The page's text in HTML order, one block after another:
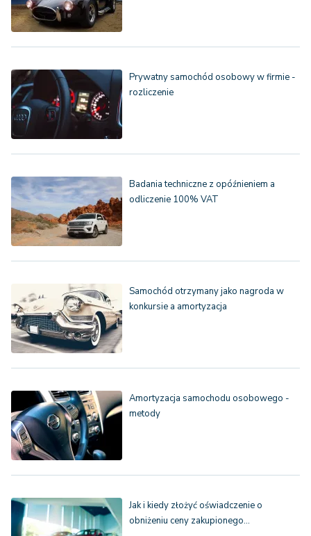
Prywatny samochód osobowy w firmie -
rozliczenie
Badania techniczne z opóźnieniem a
odliczenie 100% VAT
Samochód otrzymany jako nagroda w
konkursie a amortyzacja
Amortyzacja samochodu osobowego -
metody
Jak i kiedy złożyć oświadczenie o
obniżeniu ceny zakupionego…